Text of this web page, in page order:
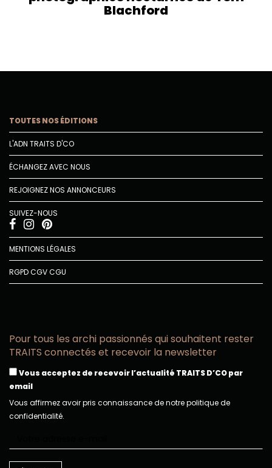
Blachford
TOUTES NOS ÉDITIONS
L'ADN TRAITS D'CO
ÉCHANGEZ AVEC NOUS
REJOIGNEZ NOS ANNONCEURS
SUIVEZ-NOUS
MENTIONS LÉGALES
RGPDCGVCGU
Pour tous les archi passionnés qui souhaitent rester
TRAITS connectés et recevoir la newsletter
Vous acceptez de recevoir l’actualité TRAITS D’CO par
email
Vous affirmez avoir pris connaissance de notre politique de
confidentialité.